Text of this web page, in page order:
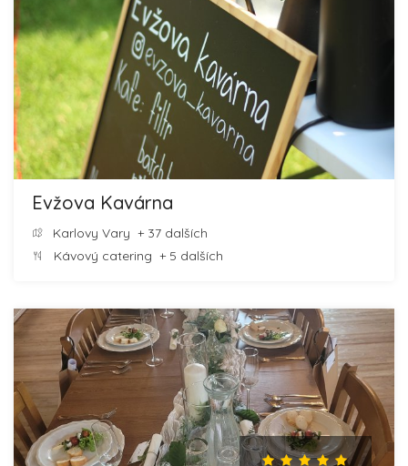
Evžova Kavárna
Karlovy Vary + 37 dalších
Kávový catering + 5 dalších